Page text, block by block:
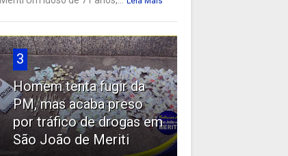
3
Homem tenta fugir da
PM, mas acaba preso
por tráfico de drogas em
São João de Meriti